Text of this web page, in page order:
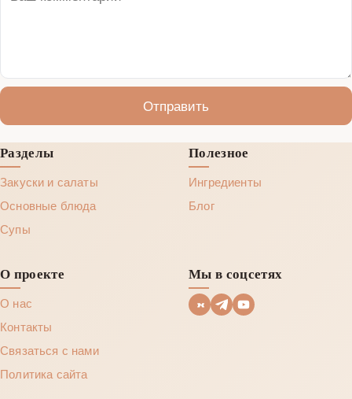
Отправить
Разделы
Закуски и салаты
Основные блюда
Супы
Полезное
Ингредиенты
Блог
О проекте
О нас
Контакты
Связаться с нами
Политика сайта
Мы в соцсетях